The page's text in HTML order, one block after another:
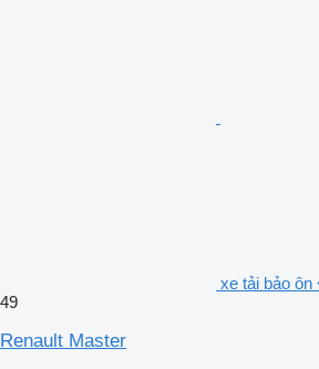
xe tải bảo ôn
49
Renault Master